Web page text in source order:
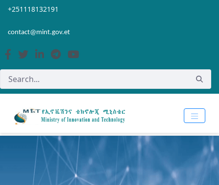
Skip to Main Content
Open Accessibility Menu
+251118132191
contact@mint.gov.et